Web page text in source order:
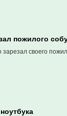
пожилого
своего